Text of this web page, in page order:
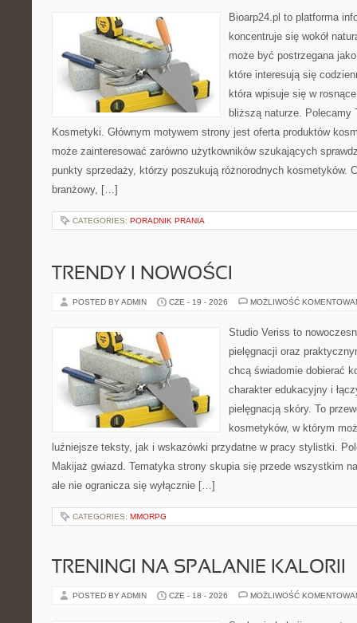
Bioarp24.pl to platforma
koncentruje się wokół
może być postrzegana
które interesują się
która wpisuje się w
bliższą naturze. Polecamy
Kosmetyki. Głównym motywem strony jest oferta produktów
może zainteresować zarówno użytkowników szukających
punkty sprzedaży, którzy poszukują różnorodnych kosmetyków.
branżowy, […]
CATEGORIES: PORADNIK PRANIA
TRENDY I NOWOŚCI
POSTED BY ADMIN CZE - 19 - 2026 MOŻLIWOŚĆ
Studio Veriss to
pielęgnacji oraz
chcą świadomie dobierać
charakter edukacyjny i
pielęgnacją skóry. To
kosmetyków, w którym
luźniejsze teksty, jak i wskazówki przydatne w pracy stylistki.
Makijaż gwiazd. Tematyka strony skupia się przede wszystkim
ale nie ogranicza się wyłącznie […]
CATEGORIES: MMORPG
TRENINGI NA SPALANIE KALORII
POSTED BY ADMIN CZE - 18 - 2026 MOŻLIWOŚĆ